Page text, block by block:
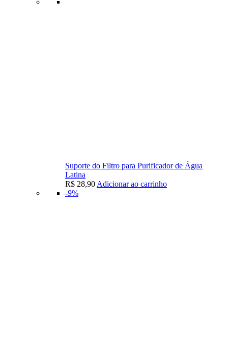
Suporte do Filtro para Purificador de Água
Latina
R$ 28,90 Adicionar ao carrinho
-9%